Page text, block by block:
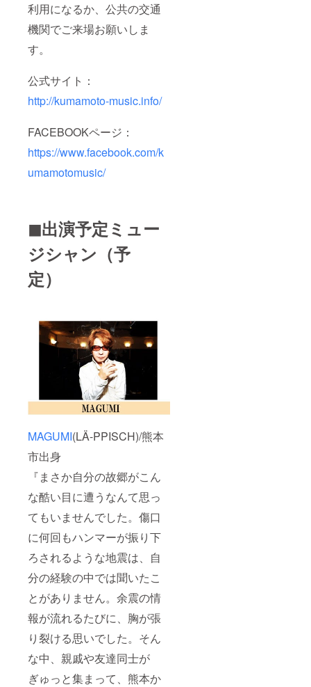
利用になるか、公共の交通
機関でご来場お願いしま
す。
公式サイト：
http://kumamoto-music.info/
FACEBOOKページ：
https://www.facebook.com/k
umamotomusic/
◼出演予定ミュー
ジシャン（予
定）
MAGUMI(LÄ-PPISCH)/熊本
市出身
『まさか自分の故郷がこん
な酷い目に遭うなんて思っ
てもいませんでした。傷口
に何回もハンマーが振り下
ろされるような地震は、自
分の経験の中では聞いたこ
とがありません。余震の情
報が流れるたびに、胸が張
り裂ける思いでした。そん
な中、親戚や友達同士が
ぎゅっと集まって、熊本か